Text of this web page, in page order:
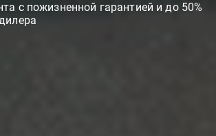
с пожизненной гарантией и до 50%